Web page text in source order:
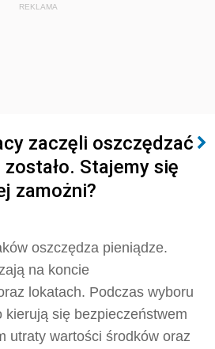
REKLAMA
zaczęli oszczędzać
Stajemy się
zamożni?
oszczędza pieniądze.
na koncie
lokatach. Podczas wyboru
kierują się bezpieczeństwem
utraty wartości środków oraz